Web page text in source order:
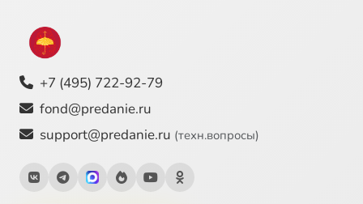
+7 (495) 722-92-79
fond@predanie.ru
support@predanie.ru (техн.вопросы)